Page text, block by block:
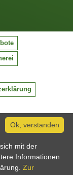
Ok, verstanden
mit der
Informationen
Zur